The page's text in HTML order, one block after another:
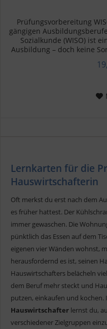
Prüfungsvorbereitung
gängigen
Sozialkunde (WISO) ist
Ausbildung – doch keine
Lernkarten für die
Hauswirtschafterin
Oft merkst du erst nach dem
es früher hattest. Der
immer gewaschen. Die
pünktlich das Essen auf dem
eigenen vier Wänden wohnst,
herausfordernd es ist, seinen
Hauswirtschafters belächeln
dem Beruf mehr steckt und
putzen, einkaufen und kochen.
Hauswirtschafter lernst du,
verschiedener Zielgruppen